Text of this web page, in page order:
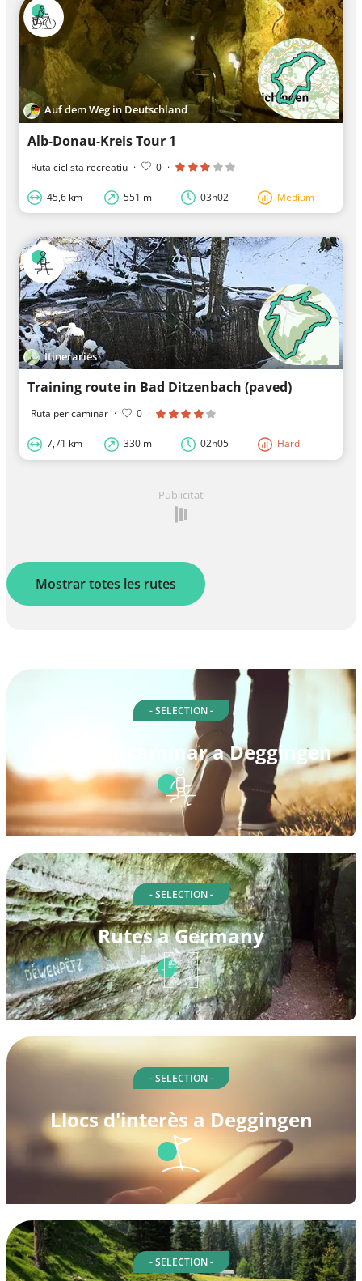
Auf dem Weg in Deutschland
Alb-Donau-Kreis Tour 1
Ruta ciclista recreatiu · 0 ·
45,6 km 551 m 03h02 Medium
Itineraries
Training route in Bad Ditzenbach (paved)
Ruta per caminar · 0 ·
7,71 km 330 m 02h05 Hard
Publicitat
Mostrar totes les rutes
- SELECTION -
Rutes per caminar a Deggingen
- SELECTION -
Rutes a Germany
- SELECTION -
Llocs d'interès a Deggingen
- SELECTION -